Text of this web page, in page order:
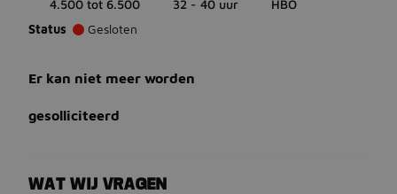
4.500 tot 6.500 32 - 40 uur
HBO
Status
Gesloten
Er kan niet meer worden
gesolliciteerd
WAT WIJ VRAGEN